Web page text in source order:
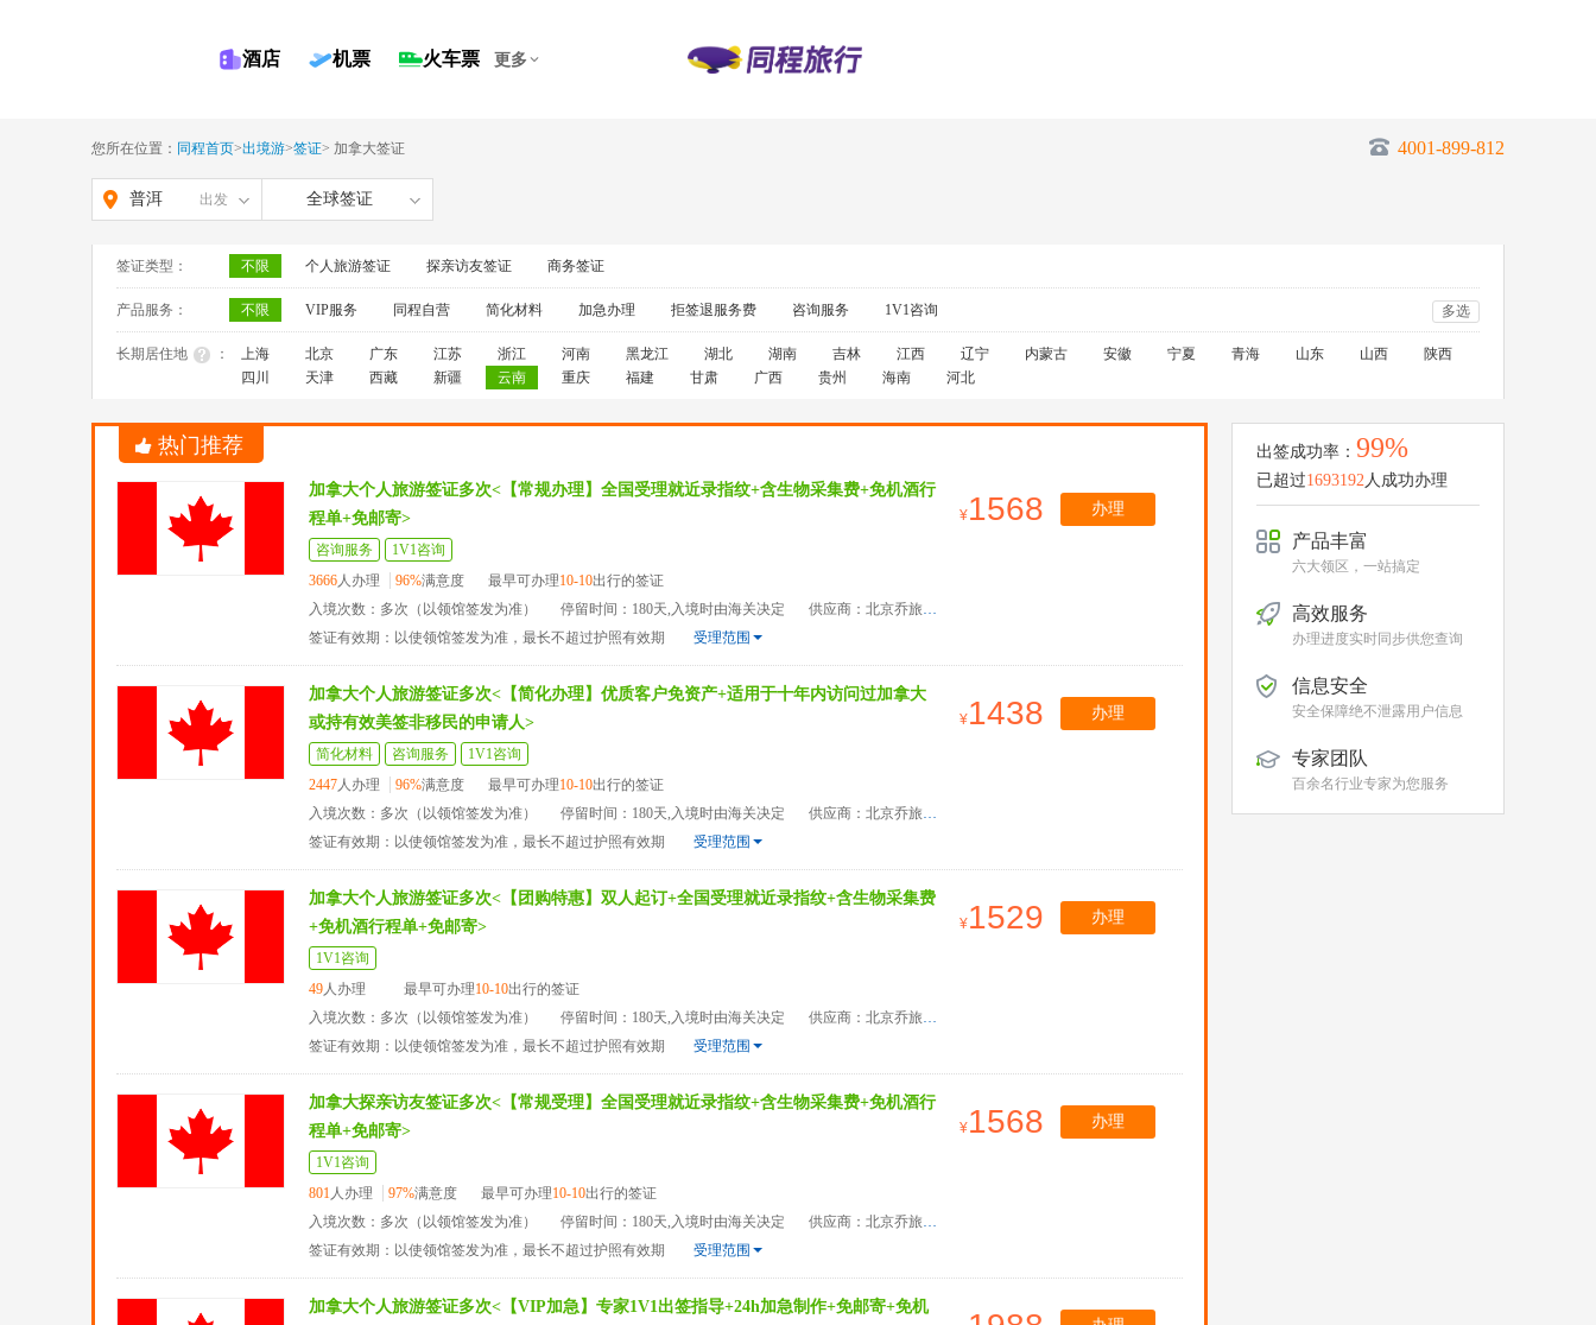
酒店 机票 火车票 更多
您所在位置： 同程首页>出境游>签证> 加拿大签证 4001-899-812
普洱 出发 全球签证
签证类型： 不限 个人旅游签证 探亲访友签证 商务签证
产品服务： 不限 VIP服务 同程自营 简化材料 加急办理 拒签退服务费 咨询服务 1V1咨询 多选
长期居住地 ： 上海 北京 广东 江苏 浙江 河南 黑龙江 湖北 湖南 吉林 江西 辽宁 内蒙古 安徽 宁夏 青海 山东 山西
陕西
四川
天津 西藏 新疆 云南 重庆 福建 甘肃 广西 贵州 海南 河北
热门推荐
加拿大个人旅游签证多次<【常规办理】全国受理就近录指纹+含生物采集费+免机酒行
程单+免邮寄>
咨询服务
1V1咨询
3666人办理 96%满意度 最早可办理10-10出行的签证
入境次数：多次（以领馆签发为准）
停留时间：180天,入境时由海关决定
供应商：北京乔旅国际旅游管理有限公司
签证有效期：以使领馆签发为准，最长不超过护照有效期
受理范围
1568 办理
加拿大个人旅游签证多次<【简化办理】优质客户免资产+适用于十年内访问过加拿大
或持有效美签非移民的申请人>
简化材料 咨询服务
1V1咨询
2447人办理 96%满意度 最早可办理10-10出行的签证
入境次数：多次（以领馆签发为准）
停留时间：180天,入境时由海关决定
供应商：北京乔旅国际旅游管理有限公司
签证有效期：以使领馆签发为准，最长不超过护照有效期
受理范围
1438 办理
加拿大个人旅游签证多次<【团购特惠】双人起订+全国受理就近录指纹+含生物采集费
+免机酒行程单+免邮寄>
1V1咨询
49人办理 最早可办理10-10出行的签证
入境次数：多次（以领馆签发为准）
停留时间：180天,入境时由海关决定
供应商：北京乔旅国际旅游管理有限公司
签证有效期：以使领馆签发为准，最长不超过护照有效期
受理范围
1529 办理
加拿大探亲访友签证多次<【常规受理】全国受理就近录指纹+含生物采集费+免机酒行
程单+免邮寄>
1V1咨询
801人办理 97%满意度 最早可办理10-10出行的签证
入境次数：多次（以领馆签发为准）
停留时间：180天,入境时由海关决定
供应商：北京乔旅国际旅游管理有限公司
签证有效期：以使领馆签发为准，最长不超过护照有效期
受理范围
1568 办理
加拿大个人旅游签证多次<【VIP加急】专家1V1出签指导+24h加急制作+免邮寄+免机
出签成功率： 99%
已超过1693192人成功办理
产品丰富
六大领区，一站搞定
高效服务
办理进度实时同步供您查询
信息安全
安全保障绝不泄露用户信息
专家团队
百余名行业专家为您服务